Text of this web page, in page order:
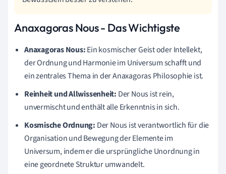
Anaxagoras Nous - Das Wichtigste
Anaxagoras Nous:Ein kosmischer Geist oder Intellekt,
der Ordnung und Harmonie im Universum schafft und
ein zentrales Thema in der Anaxagoras Philosophie ist.
Reinheit und Allwissenheit: Der Nous ist rein,
unvermischt und enthält alle Erkenntnis in sich.
Kosmische Ordnung: Der Nous ist verantwortlich für die
Organisation und Bewegung der Elemente im
Universum, indem er die ursprüngliche Unordnung in
eine geordnete Struktur umwandelt.